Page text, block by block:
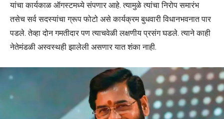
यांचा कार्यकाळ ऑगस्टमध्ये संपणार आहे. त्यामुळे त्यांचा निरोप समारंभ
तसेच सर्व सदस्यांचा ग्रूप फोटो असे कार्यक्रम बुधवारी विधानभवनात पार
पडले. तेव्हा दोन गमतीदार पण त्याचवेळी लक्षणीय प्रसंग घडले. त्याने काही
नेतेमंडळी अस्वस्थही झालेली असणार यात शंका नाही.